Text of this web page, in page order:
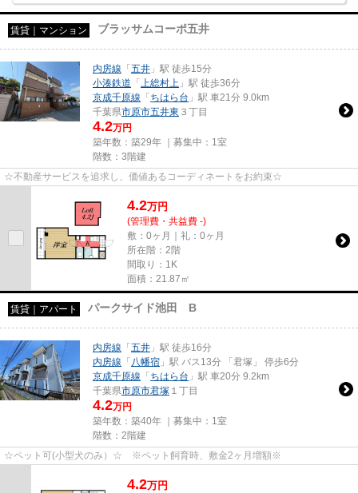
賃貸｜マンション ブラッサムコーポ五井
内房線 「五井 」駅 徒歩15分
小湊鉄道 「 上総村上 」駅 徒歩36分
京成千原線 「ちはら台 」駅 車21分 9.0km
千葉県市原市五井東 ３丁目
4.2万円
築年数：築29年 ｜募集中： 1室
階数：3階建
☆不動産サービスを追求し、価値あるコーディネートをお約束☆
4.2万円
(管理費・共益費 -)
敷：0ヶ月｜礼：0ヶ月
所在階：2階
間取り：1K
面積：21.87㎡
賃貸｜アパート パークサイド池田 B
内房線 「五井 」駅 徒歩16分
内房線 「 八幡宿 」駅 バス13分 「君塚」 停歩6分
京成千原線 「ちはら台 」駅 車20分 9.2km
千葉県市原市君塚 １丁目
4.2万円
築年数：築40年 ｜募集中： 1室
階数：2階建
☆ペット可(小型犬のみ）☆ ※ペット飼育時、敷金2ヶ月増額※
4.2万円